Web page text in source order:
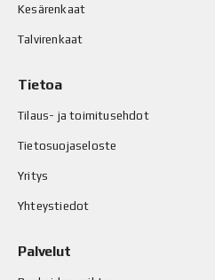
Kesärenkaat
Talvirenkaat
Tietoa
Tilaus- ja toimitusehdot
Tietosuojaseloste
Yritys
Yhteystiedot
Palvelut